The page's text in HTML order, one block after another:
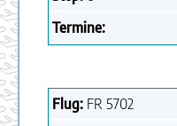
Termine:
Flug: FR 5702